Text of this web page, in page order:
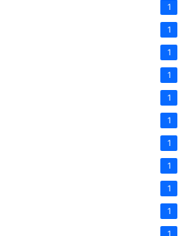
1
1
1
1
1
1
1
1
1
1
1